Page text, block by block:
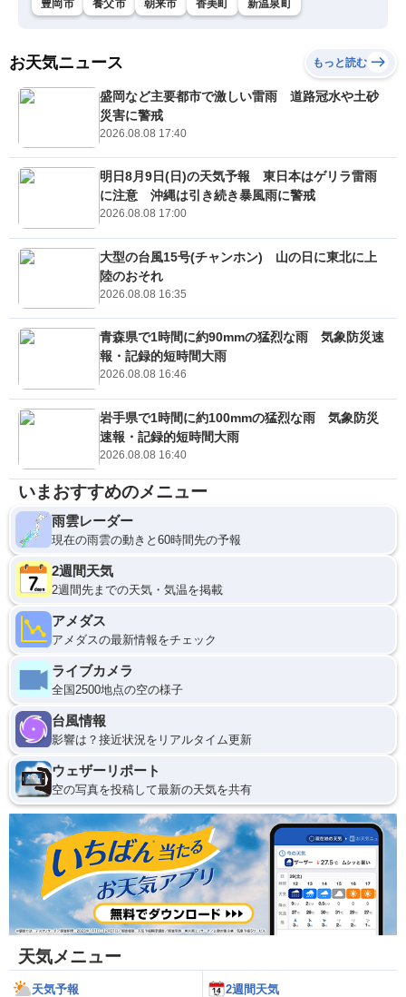
豊岡市 養父市 朝来市 香美町 新温泉町
お天気ニュース もっと読む
盛岡など主要都市で激しい雷雨 道路冠水や土砂
災害に警戒
2026.08.08 17:40
明日8月9日(日)の天気予報 東日本はゲリラ雷雨
に注意 沖縄は引き続き暴風雨に警戒
2026.08.08 17:00
大型の台風15号(チャンホン) 山の日に東北に上
陸のおそれ
2026.08.08 16:35
青森県で1時間に約90mmの猛烈な雨 気象防災速
報・記録的短時間大雨
2026.08.08 16:46
岩手県で1時間に約100mmの猛烈な雨 気象防災
速報・記録的短時間大雨
2026.08.08 16:40
いまおすすめのメニュー
雨雲レーダー
現在の雨雲の動きと60時間先の予報
2週間天気
2週間先までの天気・気温を掲載
アメダス
アメダスの最新情報をチェック
ライブカメラ
全国2500地点の空の様子
台風情報
影響は？接近状況をリアルタイム更新
ウェザーリポート
空の写真を投稿して最新の天気を共有
天気メニュー
天気予報 2週間天気